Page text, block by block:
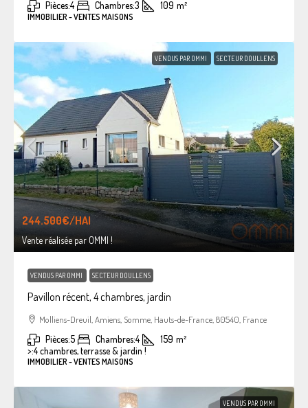
Pièces:4 Chambres:3 109 m²
IMMOBILIER - VENTES MAISONS
VENDUS PAR OMMI SECTEUR DOULLENS
244.500€/HAI
Vente réalisée par OMMI !
VENDUS PAR OMMI SECTEUR DOULLENS
Pavillon récent, 4 chambres, jardin
Molliens-Dreuil, Amiens, Somme, Hauts-de-France, 80540, France
Pièces:5 Chambres:4 159 m²
>:4 chambres, terrasse & jardin !
IMMOBILIER - VENTES MAISONS
VENDUS PAR OMMI